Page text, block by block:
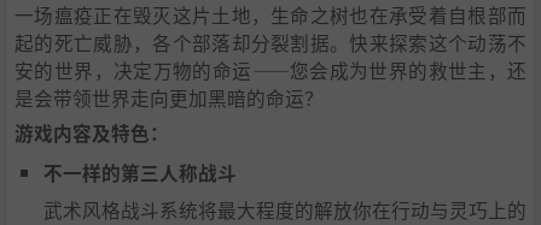
一场瘟疫正在毁灭这片土地，生命之树也在承受着自根部而
起的死亡威胁，各个部落却分裂割据。快来探索这个动荡不
安的世界，决定万物的命运——您会成为世界的救世主，还
是会带领世界走向更加黑暗的命运？
游戏内容及特色：
不一样的第三人称战斗
武术风格战斗系统将最大程度的解放你在行动与灵巧上的